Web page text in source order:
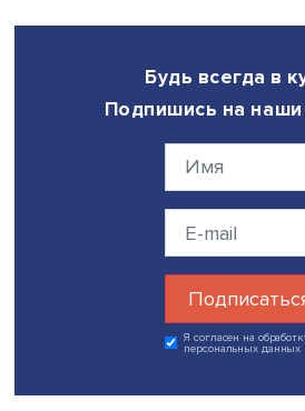
Поэтому целесообразно было бы
законопроект оценивается на
на ту или иную часть общества.
чрезмерные риски
По мнению Руслана
нужен такой же инструмент —
«Когда мы говорим о
такой оценкой. То есть спросить
принятие того или иного акта,
или инструмента повлияет на
определить сферы, в которых
приведет к более